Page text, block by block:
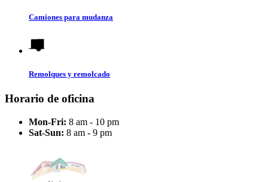
Camiones para mudanza
Remolques y remolcado
Horario de oficina
Mon-Fri: 8 am - 10 pm
Sat-Sun: 8 am - 9 pm